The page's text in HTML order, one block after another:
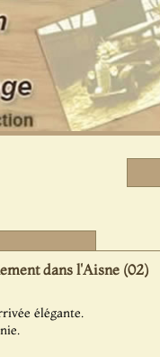
dans l'Aisne (02)
élégante.